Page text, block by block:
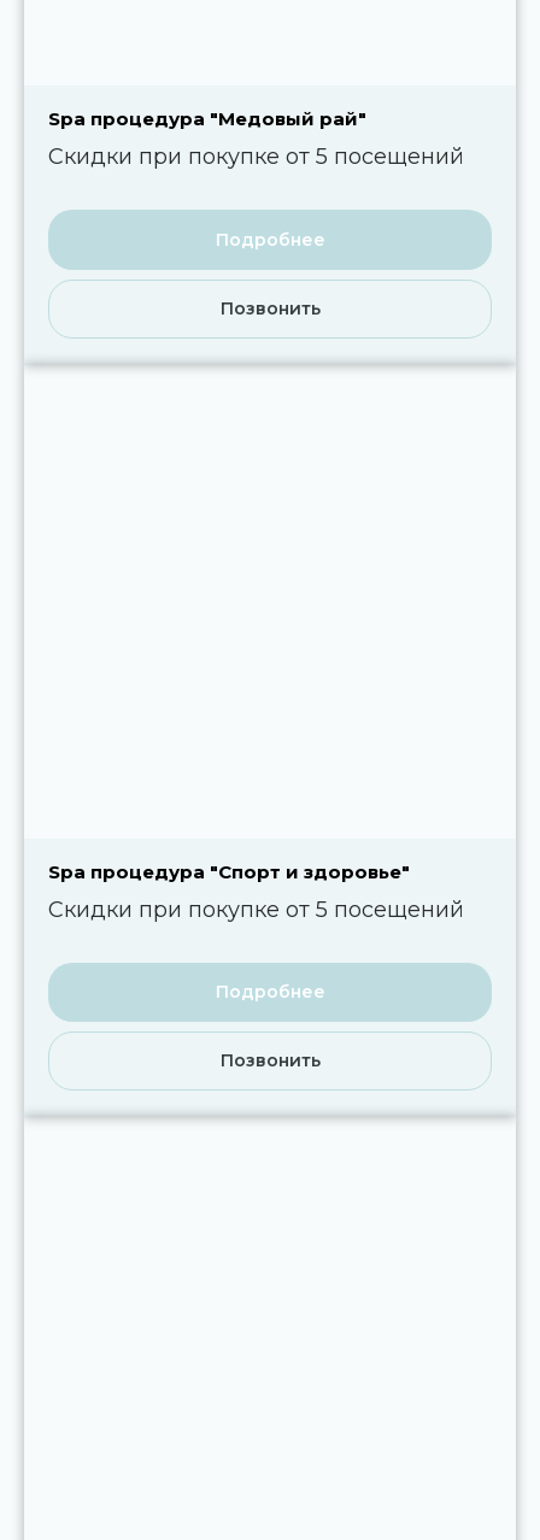
Spa процедура "Медовый рай"
Скидки при покупке от 5 посещений
Подробнее
Позвонить
Spa процедура "Спорт и здоровье"
Скидки при покупке от 5 посещений
Подробнее
Позвонить